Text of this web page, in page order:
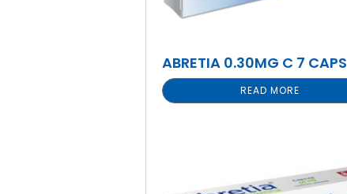
ABRETIA 0.30MG C 7 CAPS
READ MORE